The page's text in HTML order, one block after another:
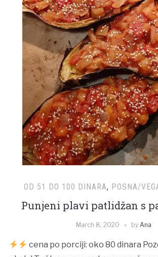
OD 51 DO 100 DINARA, POSNA/
Punjeni plavi patlidžan s
March 8, 2020 by Ana
cena po porciji: oko 80 dinara